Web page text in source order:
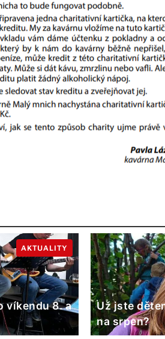
víkendu 8. a
AKTUALITY
Už jste
na srpen?